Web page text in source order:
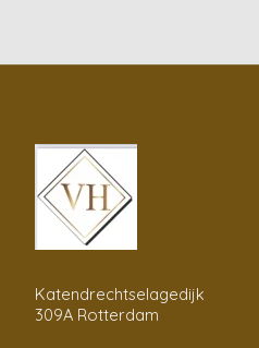
Katendrechtselagedijk
309A Rotterdam